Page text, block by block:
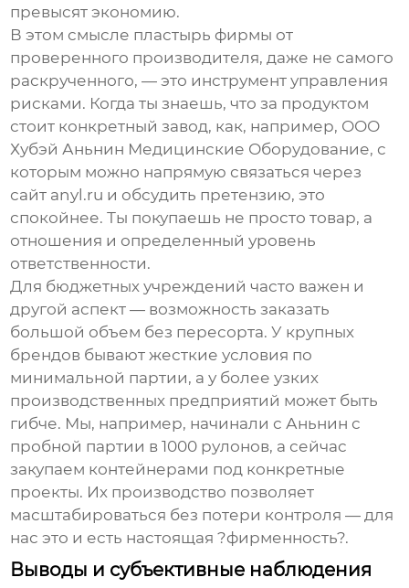
превысят экономию.
В этом смысле пластырь фирмы от
проверенного производителя, даже не самого
раскрученного, — это инструмент управления
рисками. Когда ты знаешь, что за продуктом
стоит конкретный завод, как, например, ООО
Хубэй Аньнин Медицинские Оборудование, с
которым можно напрямую связаться через
сайт anyl.ru и обсудить претензию, это
спокойнее. Ты покупаешь не просто товар, а
отношения и определенный уровень
ответственности.
Для бюджетных учреждений часто важен и
другой аспект — возможность заказать
большой объем без пересорта. У крупных
брендов бывают жесткие условия по
минимальной партии, а у более узких
производственных предприятий может быть
гибче. Мы, например, начинали с Аньнин с
пробной партии в 1000 рулонов, а сейчас
закупаем контейнерами под конкретные
проекты. Их производство позволяет
масштабироваться без потери контроля — для
нас это и есть настоящая ?фирменность?.
Выводы и субъективные наблюдения